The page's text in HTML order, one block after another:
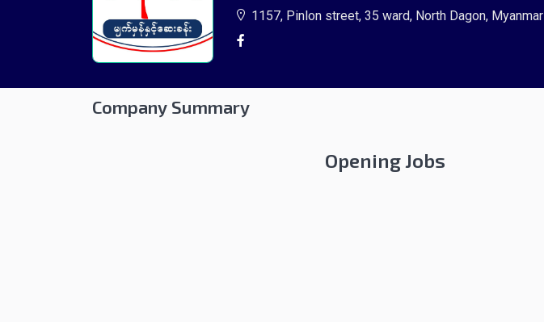
1157, Pinlon street, 35 ward, North Dagon, Myanmar
Company Summary
Opening Jobs